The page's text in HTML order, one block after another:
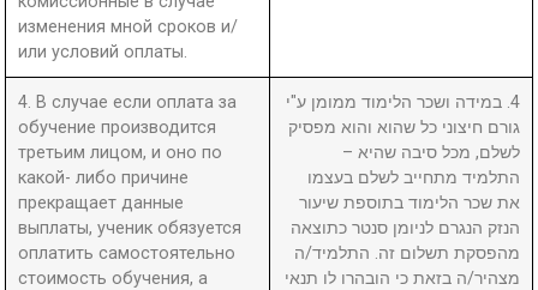
изменения мной сроков и/
или условий оплаты.
4. В случае если оплата за
обучение производится
третьим лицом, и оно по
какой- либо причине
прекращает данные
выплаты, ученик обязуется
оплатить самостоятельно
стоимость обучения, а
4. במידה ושכר הלימוד ממומן ע"י
גורם חיצוני כל שהוא והוא מפסיק
לשלם, מכל סיבה שהיא –
התלמיד מתחייב לשלם בעצמו
את שכר הלימוד בתוספת שיעור
הנזק הנגרם לניומן סנטר כתוצאה
מהפסקת תשלום זה. התלמיד/ה
מצהיר/ה בזאת כי הובהרו לו תנאי